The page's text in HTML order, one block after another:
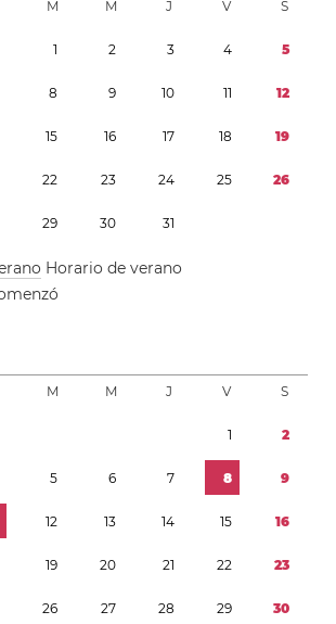
M M J V S
1 2 3 4 5
8 9 10 11 12
15 16 17 18 19
22 23 24 25 26
29 30 31
Horario de verano
M M J V S
1 2
5 6 7 8 9
12 13 14 15 16
19 20 21 22 23
26 27 28 29 30